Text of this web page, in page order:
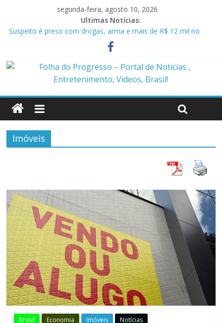
segunda-feira, agosto 10, 2026
Ultimas Notícias:
Suspeito é preso com drogas, arma e mais de R$ 12 mil no
Homem é preso em flagrante por ameaça e descumprimento
de medida protetiva em Benevides PA
Policiais militares são presos suspeitos de envolvimento em
assassinato de casal em Anapu
Polícia Civil prende condenado por estupro de vulnerável em
Marituba
Caçamba cai em rio após ponte ceder em Itaituba
Imóveis
Brasil Economia Imóveis Notícias